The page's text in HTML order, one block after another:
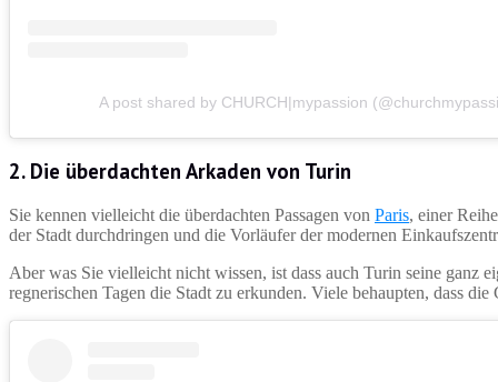
A post shared by CHURCH|mypassion
2. Die überdachten Arkaden von Turin
Sie kennen vielleicht die überdachten Passagen von Paris, einer
der Stadt durchdringen und die Vorläufer der modernen
Aber was Sie vielleicht nicht wissen, ist dass auch Turin seine ganz
regnerischen Tagen die Stadt zu erkunden. Viele behaupten, dass